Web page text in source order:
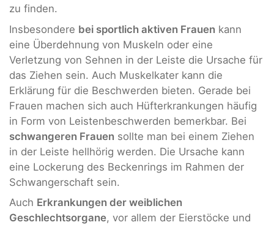
zu finden.
Insbesondere bei sportlich aktiven Frauen kann
eine Überdehnung von Muskeln oder eine
Verletzung von Sehnen in der Leiste die Ursache für
das Ziehen sein. Auch Muskelkater kann die
Erklärung für die Beschwerden bieten. Gerade bei
Frauen machen sich auch Hüfterkrankungen häufig
in Form von Leistenbeschwerden bemerkbar. Bei
schwangeren Frauen sollte man bei einem Ziehen
in der Leiste hellhörig werden. Die Ursache kann
eine Lockerung des Beckenrings im Rahmen der
Schwangerschaft sein.
Auch Erkrankungen der weiblichen
Geschlechtsorgane, vor allem der Eierstöcke und